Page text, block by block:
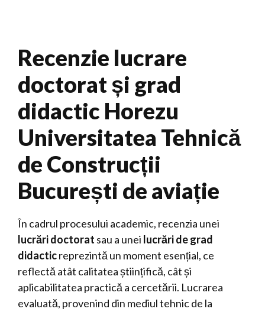
Recenzie lucrare
doctorat și grad
didactic Horezu
Universitatea Tehnică
de Construcții
București de aviație
În cadrul procesului academic, recenzia unei
lucrări doctorat sau a unei lucrări de grad
didacticreprezintă un moment esențial, ce
reflectă atât calitatea științifică, cât și
aplicabilitatea practică a cercetării. Lucrarea
evaluată, provenind din mediul tehnic de la